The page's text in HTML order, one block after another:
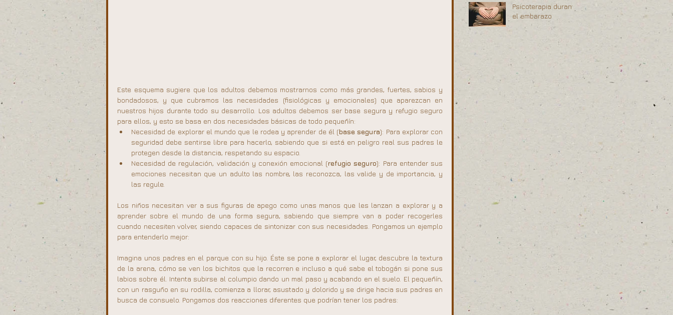
Este esquema sugiere que los adultos debemos mostrarnos como más grandes, fuertes, sabios y
bondadosos, y que cubramos las necesidades (fisiológicas y emocionales) que aparezcan en
nuestros hijos durante todo su desarrollo. Los adultos debemos ser base segura y refugio seguro
para ellos, y esto se basa en dos necesidades básicas de todo pequeñín:
Necesidad de explorar el mundo que le rodea y aprender de él (base segura): Para explorar con
seguridad debe sentirse libre para hacerlo, sabiendo que si está en peligro real sus padres le
protegen desde la distancia, respetando su espacio.
Necesidad de regulación, validación y conexión emocional (refugio seguro): Para entender sus
emociones necesitan que un adulto las nombre, las reconozca, las valide y de importancia, y
las regule.
Los niños necesitan ver a sus figuras de apego como unas manos que les lanzan a explorar y a
aprender sobre el mundo de una forma segura, sabiendo que siempre van a poder recogerles
cuando necesiten volver, siendo capaces de sintonizar con sus necesidades. Pongamos un ejemplo
para entenderlo mejor:
Imagina unos padres en el parque con su hijo. Éste se pone a explorar el lugar, descubre la textura
de la arena, cómo se ven los bichitos que la recorren e incluso a qué sabe el tobogán si pone sus
labios sobre él. Intenta subirse al columpio dando un mal paso y acabando en el suelo. El pequeñín,
con un rasguño en su rodilla, comienza a llorar, asustado y dolorido y se dirige hacia sus padres en
busca de consuelo. Pongamos dos reacciones diferentes que podrían tener los padres:
Psicoterapia durante
el embarazo